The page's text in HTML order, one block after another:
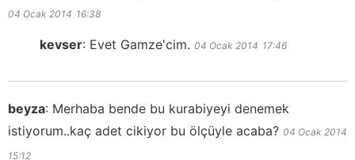
04 Ocak 2014 16:38
kevser: Evet Gamze'cim. 04 Ocak 2014 17:46
beyza: Merhaba bende bu kurabiyeyi denemek
istiyorum..kaç adet cikiyor bu ölçüyle acaba? 04 Ocak 2014
15:12